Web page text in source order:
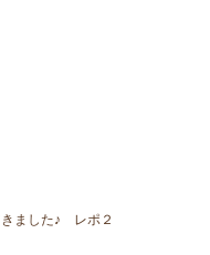
きました♪ レポ２